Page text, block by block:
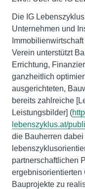
Die IG
Unternehmen und
Verein unterstützt
Errichtung,
ganzheitlich
ausgerichteten,
bereits zahlreiche
Leistungsbilder] (
lebenszyklus.at/
die Bauherren
partnerschaftlichen
ergebnisorientierten
Bauprojekte zu